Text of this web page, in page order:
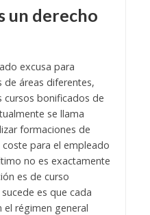
un derecho
excusa para
áreas diferentes,
cursos bonificados de
se llama
formaciones de
para el empleado
no es exactamente
es de curso
es que cada
régimen general